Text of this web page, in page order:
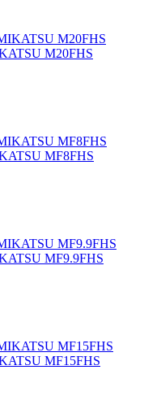
M20FHS
MF8FHS
MF9.9FHS
MF15FHS